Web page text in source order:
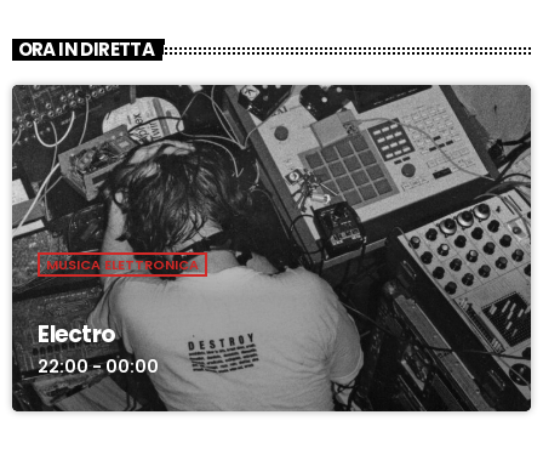
ORA IN DIRETTA
MUSICA ELETTRONICA
Electro
22:00 - 00:00